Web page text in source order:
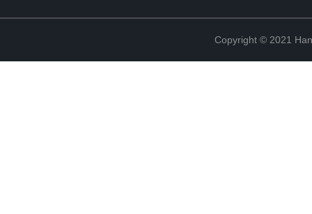
Copyright © 2021